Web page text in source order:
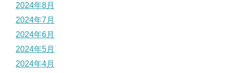
2024年8月
2024年7月
2024年6月
2024年5月
2024年4月